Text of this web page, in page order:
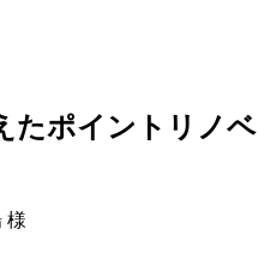
たポイントリノベ
様